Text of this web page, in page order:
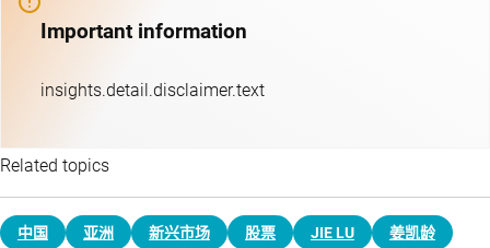
Important information
insights.detail.disclaimer.text
Related topics
中国 亚洲 新兴市场 股票 JIE LU 姜凯龄